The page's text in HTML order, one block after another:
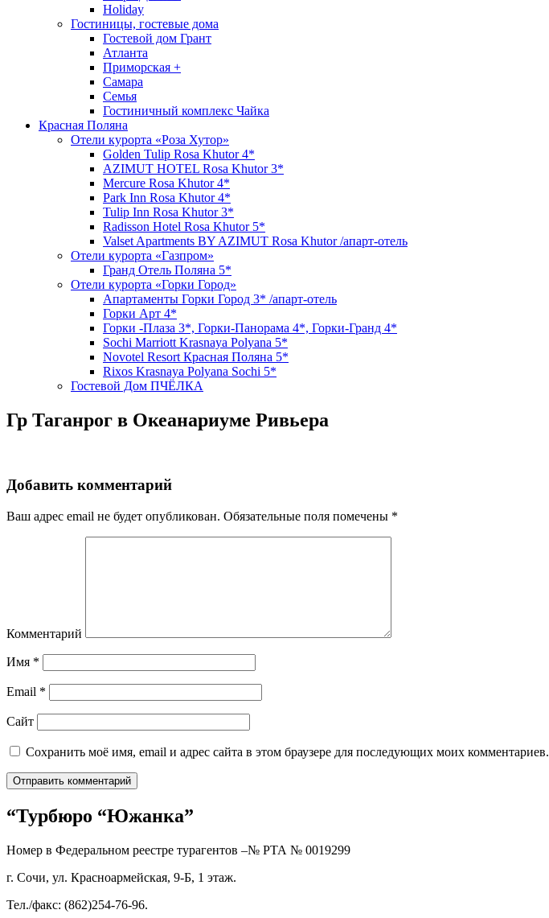
Holiday
Гостиницы, гостевые дома
Гостевой дом Грант
Атланта
Приморская +
Самара
Семья
Гостиничный комплекс Чайка
Красная Поляна
Отели курорта «Роза Хутор»
Golden Tulip Rosa Khutor 4*
AZIMUT HOTEL Rosa Khutor 3*
Mercure Rosa Khutor 4*
Park Inn Rosa Khutor 4*
Tulip Inn Rosa Khutor 3*
Radisson Hotel Rosa Khutor 5*
Valset Apartments BY AZIMUT Rosa Khutor /апарт-отель
Отели курорта «Газпром»
Гранд Отель Поляна 5*
Отели курорта «Горки Город»
Апартаменты Горки Город 3* /апарт-отель
Горки Арт 4*
Горки -Плаза 3*, Горки-Панорама 4*, Горки-Гранд 4*
Sochi Marriott Krasnaya Polyana 5*
Novotel Resort Красная Поляна 5*
Rixos Krasnaya Polyana Sochi 5*
Гостевой Дом ПЧЁЛКА
Гр Таганрог в Океанариуме Ривьера
Добавить комментарий
Ваш адрес email не будет опубликован. Обязательные поля помечены *
Комментарий
Имя *
Email *
Сайт
Сохранить моё имя, email и адрес сайта в этом браузере для последующих моих комментариев.
“Турбюро “Южанка”
Номер в Федеральном реестре турагентов –№ РТА № 0019299
г. Сочи, ул. Красноармейская, 9-Б, 1 этаж.
Тел./факс: (862)254-76-96.